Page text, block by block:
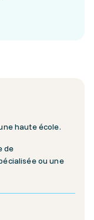
haute école.
de
ou une